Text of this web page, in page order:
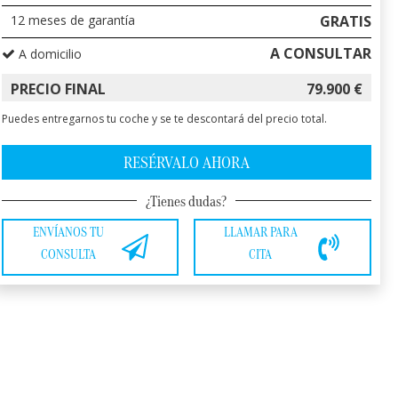
12meses de garantía GRATIS
A domicilio
A CONSULTAR
PRECIO FINAL
79.900 €
Puedes entregarnos tu coche y se te descontará del precio total.
RESÉRVALO AHORA
¿Tienes dudas?
ENVÍANOS TU
CONSULTA
LLAMAR PARA
CITA